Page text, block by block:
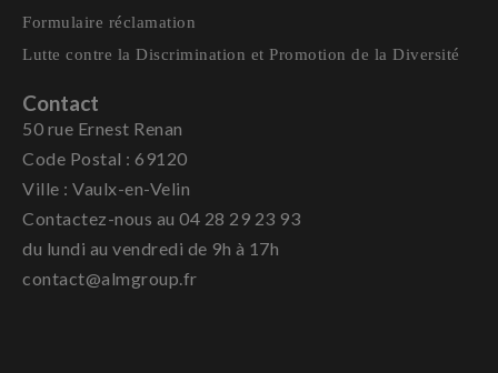
Formulaire réclamation
Lutte contre la Discrimination et Promotion de la Diversité
Contact
50 rue Ernest Renan
Code Postal : 69120
Ville : Vaulx-en-Velin
Contactez-nous au 04 28 29 23 93
du lundi au vendredi de 9h à 17h
contact@almgroup.fr